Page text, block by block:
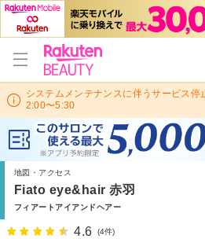
システムメンテナンスに伴うサービス
2:00〜5:30
地図・アクセス
Fiato eye&hair 赤羽
フィアートアイアンドヘアー
4.6 (4件)